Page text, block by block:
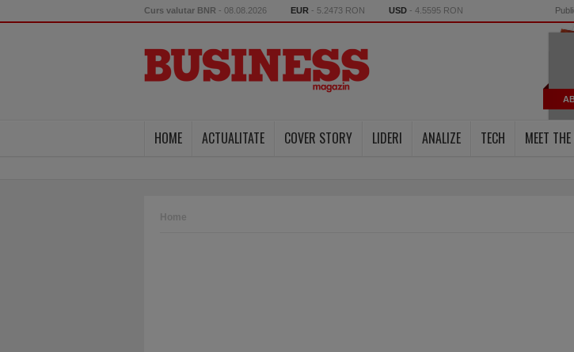
Curs valutar BNR - 08.08.2026 EUR - 5.2473 RON USD - 4.5595 RON
HOME ACTUALITATE COVER STORY LIDERI ANALIZE TECH MEET THE
Home